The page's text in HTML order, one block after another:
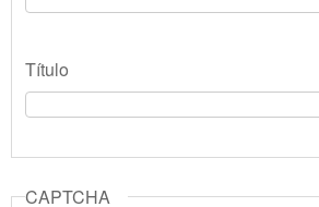
Título
CAPTCHA